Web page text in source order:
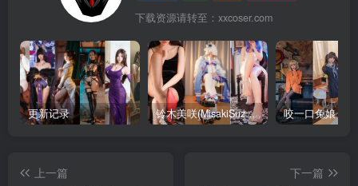
下载资源请转至：xxcoser.com
更新记录 铃木美咲(MisakiSuzuki) 合集下载 咬一口兔娘 合
上一篇
下一篇